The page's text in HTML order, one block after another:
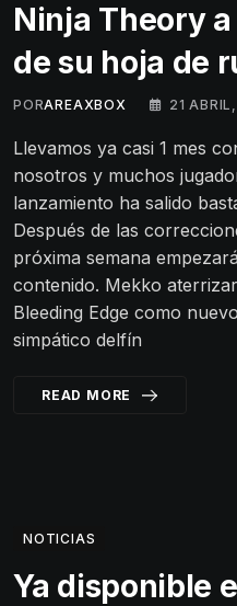
Ninja Theory
de su hoja de
PORAREAXBOX 21
Llevamos ya casi 1 mes
nosotros y muchos
lanzamiento ha salido
Después de las
próxima semana
contenido. Mekko
Bleeding Edge como
simpático delfín
READ MORE
NOTICIAS
Ya disponible